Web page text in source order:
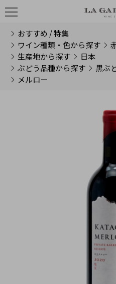
おすすめ / 特集
ワイン種類・色から探す
生産地から探す
日本
ぶどう品種から探す
黒ぶ
メルロー